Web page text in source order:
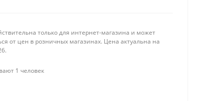
только для интернет-магазина и может
от цен в розничных магазинах. Цена актуальна на
1 человек